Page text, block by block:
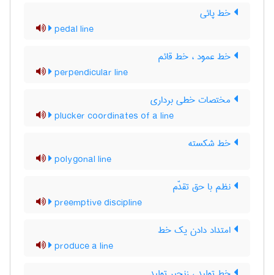
خط پائی
pedal line
خط عمود ، خط قائم
perpendicular line
مختصات خطی برداری
plucker coordinates of a line
خط شکسته
polygonal line
نظم با حق تقدّم
preemptive discipline
امتداد دادن یک خط
produce a line